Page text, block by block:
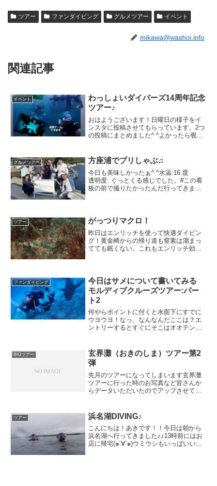
ツアー ファンダイビング グルメツアー イベント
mikawa@washoi.info
関連記事
イベント
わっしょいダイバーズ14周年記念
ツアー♪
おはようございます！日曜日の様子をイ
ンスタに投稿させてもらっています。2つ
の投稿にまとめました^ ^よかったら覗い
名近くが集まった獅子浜どうやら東風の
影響で東伊豆が潜...
グルメツアー 方座浦でブリしゃぶ♫
今日も美味しかったぁ^ ^水温:16 度
透明度: ぐっとくる感じでした。#この看
板の前で撮りたかったんだ行ってきまー
ツアー がっつりマクロ！
昨日はエンリッチを使って快適ダイビン
グ！黄金崎からの帰り道も窒素は溜まっ
てても眠くない。これもエンリッチ効果
来てますね～(;'...
ファンダイビング
今日はサメについて書いてみる
モルディブクルーズツアー:パー
ト2
何やらポイントに付くと水面下にすでに
ウヨウヨ！なっ、なんなんだここは？エ
ントリーするとすぐにそこはオオテンジ
エキジットまでお腹いっぱいでした。普
段は寝てます。どこか...
BIGツアー
玄界灘（おきのしま）ツアー第2
弾
先月のツアーになってしまいます玄界灘
ツアーに行った時のお写真など皆さんか
らデータいただいたのでアップさせてい
イサキもわっさわっさでした！（Maiさま
撮影）マ...
ツアー 浜名湖DIVING♪
こんにちは！あきです！！今日は朝から
浜名湖へ行ってきました♪♪13時前にはお
店に帰宅(๑´∀`๑)ウミウシもいっぱいいた